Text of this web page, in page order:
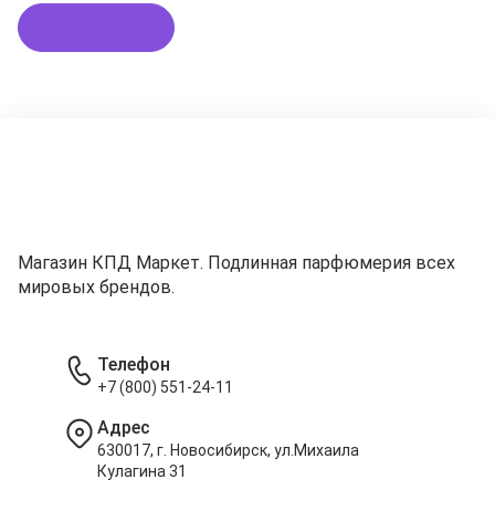
Магазин КПД Маркет. Подлинная парфюмерия всех
мировых брендов.
Телефон
+7 (800) 551-24-11
Адрес
630017, г. Новосибирск, ул.Михаила
Кулагина 31